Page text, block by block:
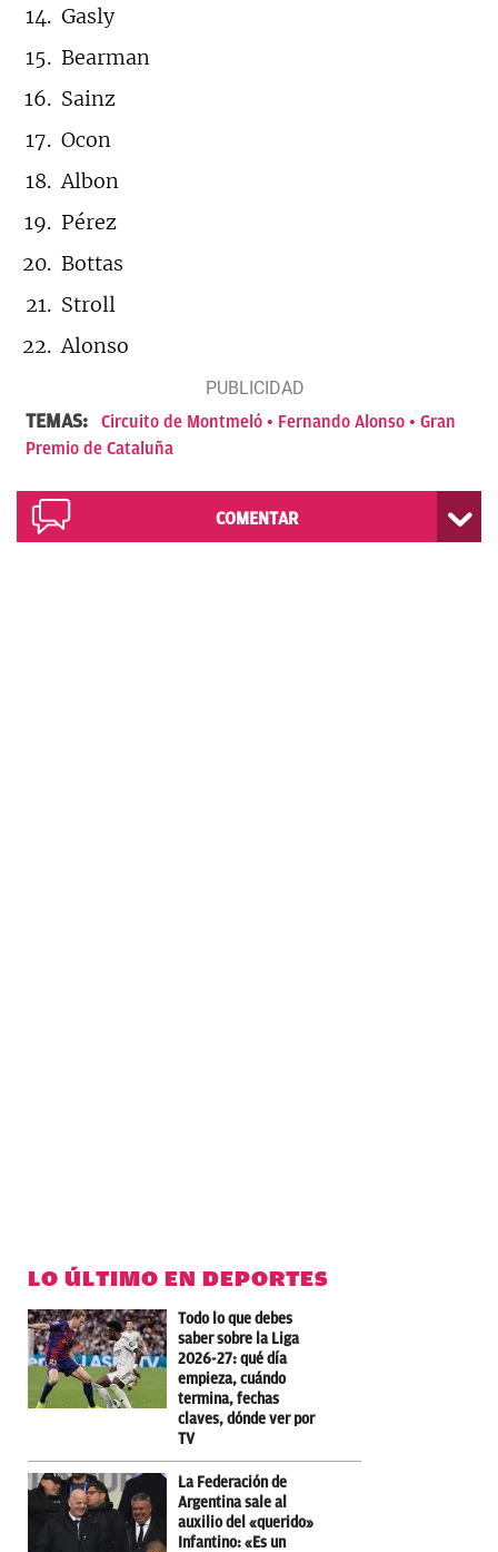
Gasly
Bearman
Sainz
Ocon
Albon
Pérez
Bottas
Stroll
Alonso
TEMAS: Circuito de Montmeló Fernando Alonso
Gran
Premio de Cataluña
COMENTAR
LO ÚLTIMO EN DEPORTES
Todo lo que debes
saber sobre la Liga
2026-27: qué día
empieza, cuándo
termina, fechas
claves, dónde ver por
TV
La Federación de
Argentina sale al
auxilio del «querido»
Infantino: «Es un